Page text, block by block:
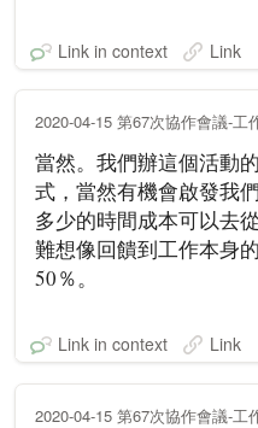
Link in context Link
2020-04-15 第67次協作會議-工
當然。我們辦這個活動
式，當然有機會啟發我
多少的時間成本可以去
難想像回饋到工作本身
50％。
Link in context Link
2020-04-15 第67次協作會議-工